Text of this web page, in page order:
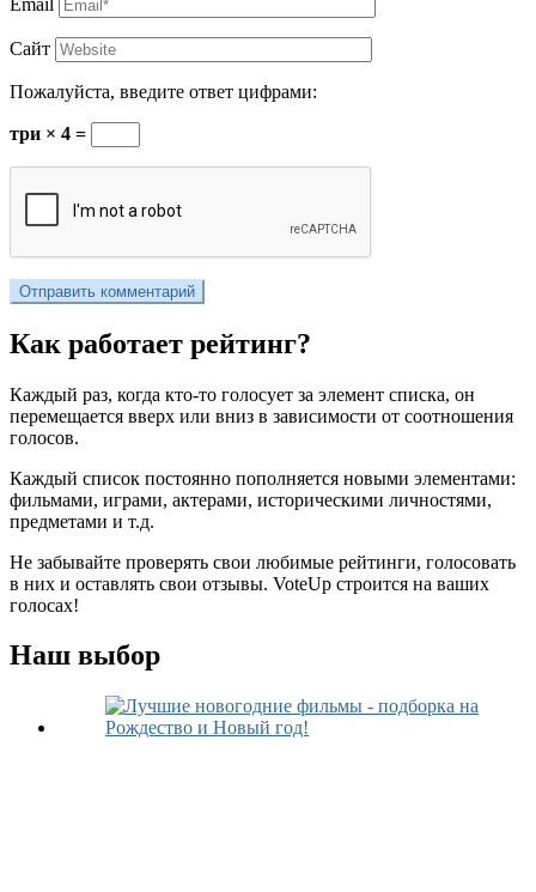
Сайт
Пожалуйста, введите ответ цифрами:
три × 4 =
Как работает рейтинг?
Каждый раз, когда кто-то голосует за элемент списка, он
перемещается вверх или вниз в зависимости от соотношения
голосов.
Каждый список постоянно пополняется новыми элементами:
фильмами, играми, актерами, историческими личностями,
предметами и т.д.
Не забывайте проверять свои любимые рейтинги, голосовать
в них и оставлять свои отзывы. VoteUp строится на ваших
голосах!
Наш выбор